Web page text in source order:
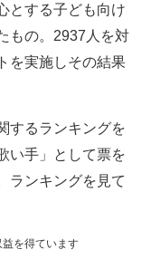
とする子ども向け
もの。2937人を対
を実施しその結果
するランキングを
い手」として票を
ランキングを見て
を得ています